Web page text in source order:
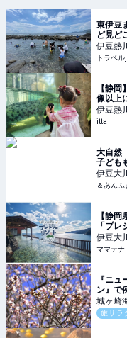
東伊豆
ど見ど
伊豆熱
トラベ
【静
像以上
伊豆熱
itta
大自然
子ども
伊豆大
＆あん
【静
「プ
ン | マ
伊豆大
ママテナ
『ニ
ン』で
豆・城
城ヶ崎
旅サラ